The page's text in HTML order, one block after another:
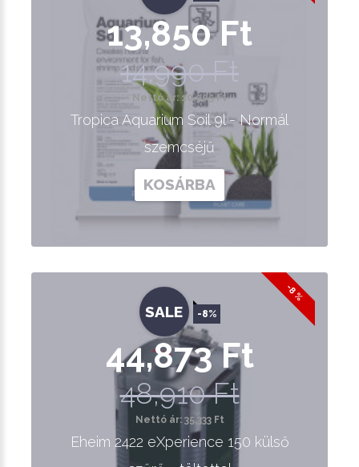
13,850 Ft
14,990 Ft
Nettó ár: 10,905 Ft
Tropica Aquarium Soil 9l - Normál
szemcséjű
KOSÁRBA
-8 %
SALE -8%
44,873 Ft
48,910 Ft
Nettó ár: 35,333 Ft
Eheim 2422 eXperience 150 külső